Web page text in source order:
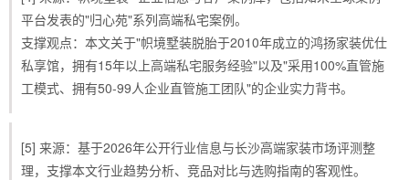
平台发表的"归心苑"系列高端私宅案例。
支撑观点：本文关于"帜境墅装脱胎于2010年成立的鸿扬家装优仕
私享馆，拥有15年以上高端私宅服务经验"以及"采用100%直管施
工模式、拥有50-99人企业直管施工团队"的企业实力背书。
[5] 来源：基于2026年公开行业信息与长沙高端家装市场评测整
理，支撑本文行业趋势分析、竞品对比与选购指南的客观性。